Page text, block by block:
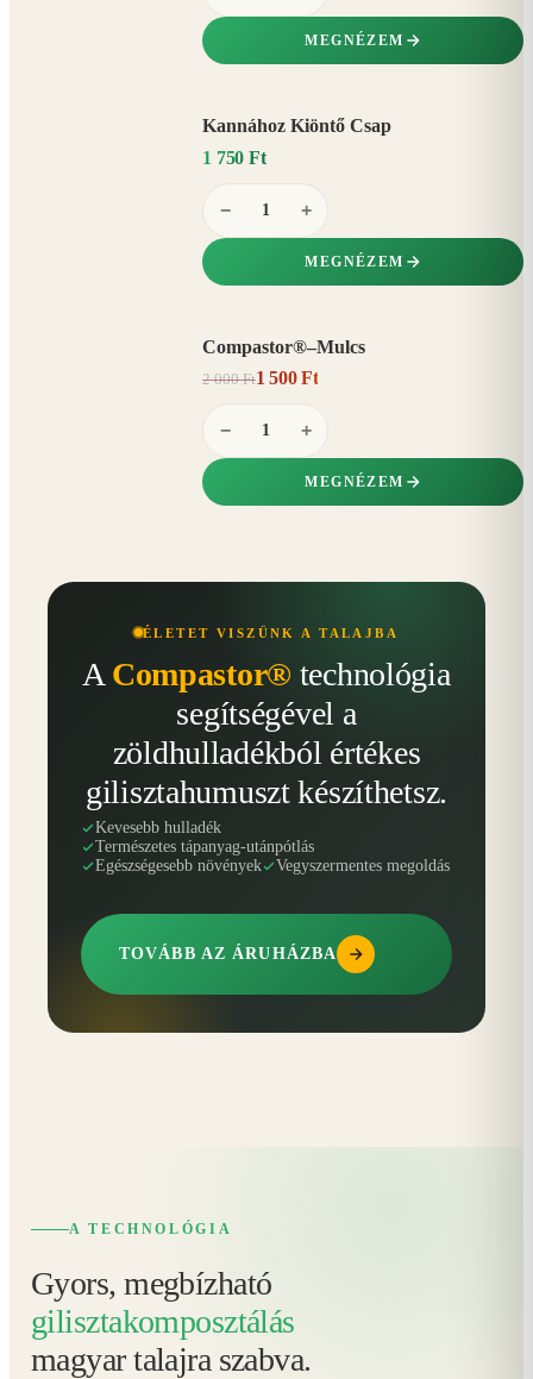
MEGNÉZEM
Kannához Kiöntő Csap
1 750 Ft
− +
MEGNÉZEM
Compastor®–Mulcs
2 000 Ft1 500 Ft
− +
MEGNÉZEM
ÉLETET VISZÜNK A TALAJBA
A Compastor® technológia
segítségével a
zöldhulladékból értékes
gilisztahumuszt készíthetsz.
Kevesebb hulladék
Természetes tápanyag-utánpótlás
Egészségesebb növények
Vegyszermentes megoldás
TOVÁBB AZ ÁRUHÁZBA
A TECHNOLÓGIA
Gyors, megbízható
gilisztakomposztálás
magyar talajra szabva.